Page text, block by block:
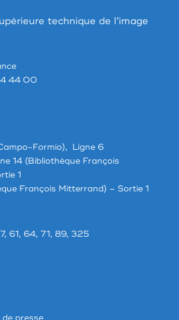
technique de l’image
44 00
Formio), Ligne 6
14 (Bibliothèque François
1
François Mitterrand) – Sortie 1
61, 64, 71, 89, 325
presse